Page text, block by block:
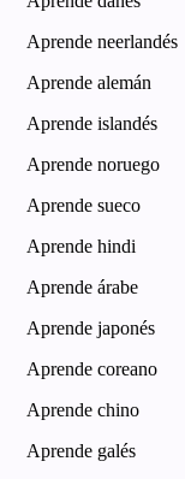
Aprende neerlandés
Aprende alemán
Aprende islandés
Aprende noruego
Aprende sueco
Aprende hindi
Aprende árabe
Aprende japonés
Aprende coreano
Aprende chino
Aprende galés